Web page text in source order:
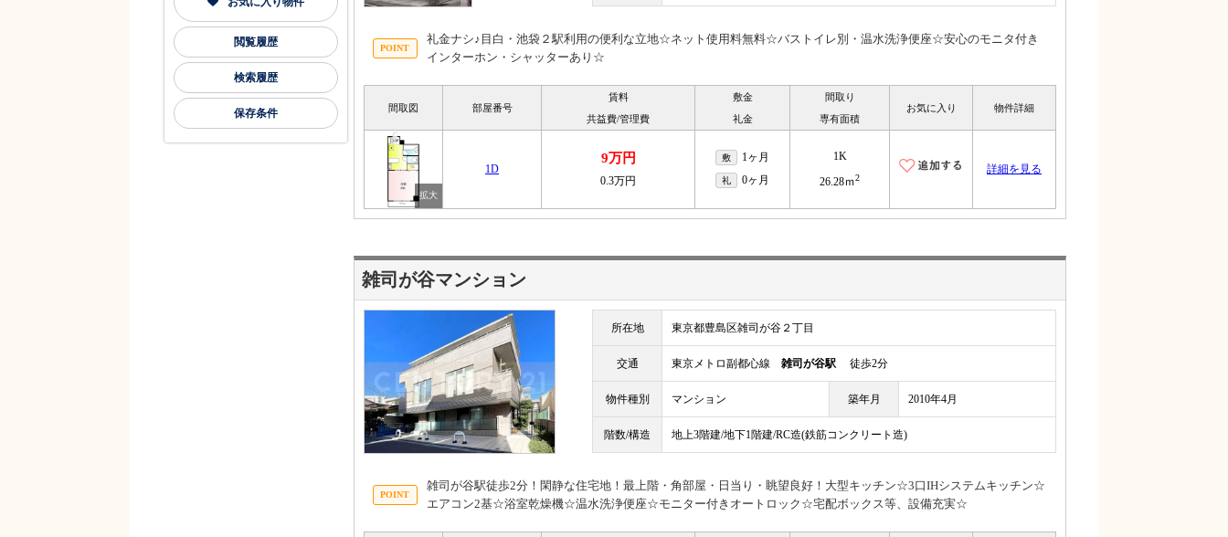
礼金ナシ♪目白・池袋２駅利用の便利な立地☆ネット使用料無料☆バストイレ別・温水洗浄便座☆安心のモニタ付き
インターホン・シャッターあり☆
間取図 部屋番号
賃料
共益費/管理費
敷金
礼金
間取り
専有面積
お気に入り 物件詳細
1D
9万円
0.3万円
敷 1ヶ月
礼 0ヶ月
1K
26.28ｍ2
詳細を見る
雑司が谷マンション
所在地 東京都豊島区雑司が谷２丁目
交通 東京メトロ副都心線 雑司が谷駅 徒歩2分
物件種別 マンション 築年月 2010年4月
階数/構造 地上3階建/地下1階建/RC造(鉄筋コンクリート造)
雑司が谷駅徒歩2分！閑静な住宅地！最上階・角部屋・日当り・眺望良好！大型キッチン☆3口IHシステムキッチン☆
エアコン2基☆浴室乾燥機☆温水洗浄便座☆モニター付きオートロック☆宅配ボックス等、設備充実☆
閲覧履歴
検索履歴
保存条件